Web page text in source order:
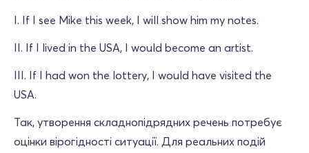
I. If I see Mike this week, I will show him my notes.
II. If I lived in the USA, I would become an artist.
III. If I had won the lottery, I would have visited the
USA.
Так, утворення складнопідрядних речень потребує
оцінки вірогідності ситуації. Для реальних подій